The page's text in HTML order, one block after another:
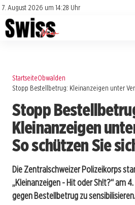
7. August 2026 um 14:28 Uhr
Impressum
Datenschutz
Jobs
Events
StartseiteObwalden
Stopp Bestellbetrug: Kleinanzeigen unter
Stopp
Kleinanzeigen
So schützen Sie
Die Zentralschweizer Polizeikorps
„Kleinanzeigen - Hit oder Sh!t?“ am
gegen Bestellbetrug zu sensibilisieren.